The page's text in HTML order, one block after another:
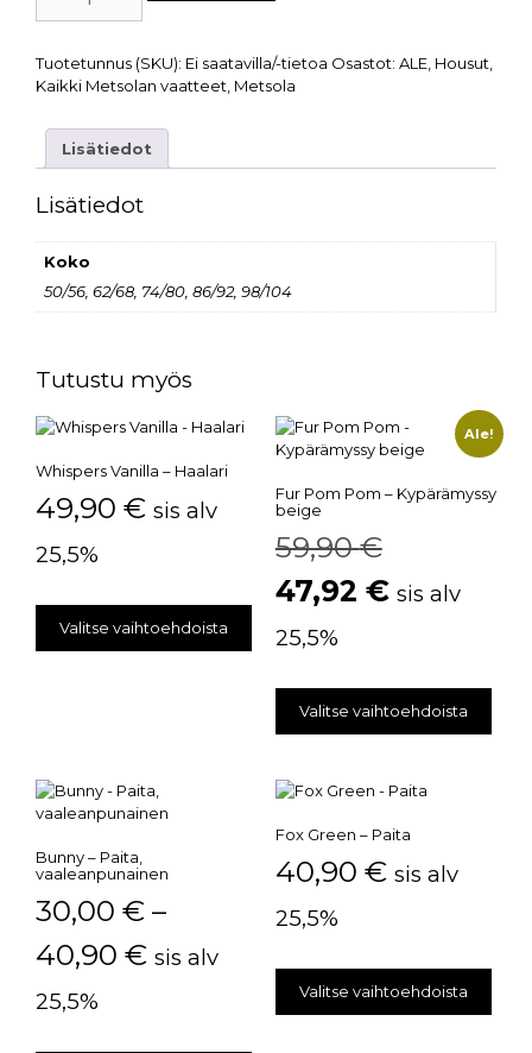
Tuotetunnus (SKU): Ei saatavilla/-tietoa Osastot: ALE Housut
Kaikki Metsolan vaatteet Metsola
Lisätiedot
Lisätiedot
Koko
50/56, 62/68, 74/80, 86/92, 98/104
Tutustu myös
Whispers Vanilla – Haalari
49,90 € sis alv
25,5%
Valitse vaihtoehdoista
Ale!
Fur Pom Pom – Kypärämyssy
beige
59,90€
47,92 € sis alv
25,5%
Valitse vaihtoehdoista
Bunny – Paita,
vaaleanpunainen
30,00 € –
40,90 € sis alv
25,5%
Fox Green – Paita
40,90 € sis alv
25,5%
Valitse vaihtoehdoista